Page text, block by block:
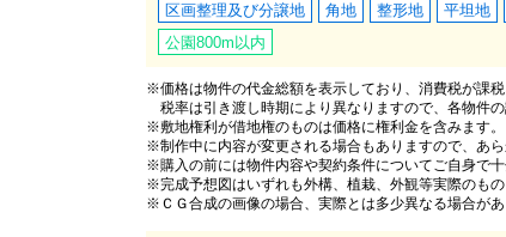
区画整理及び分譲地 角地 整形地 平坦地
公園800m以内
※価格は物件の代金総額を表示しており、消費税が課
税率は引き渡し時期により異なりますので、各物件
※敷地権利が借地権のものは価格に権利金を含みます。
※制作中に内容が変更される場合もありますので、あら
※購入の前には物件内容や契約条件についてご自身で
※完成予想図はいずれも外構、植栽、外観等実際のもの
※ＣＧ合成の画像の場合、実際とは多少異なる場合があ